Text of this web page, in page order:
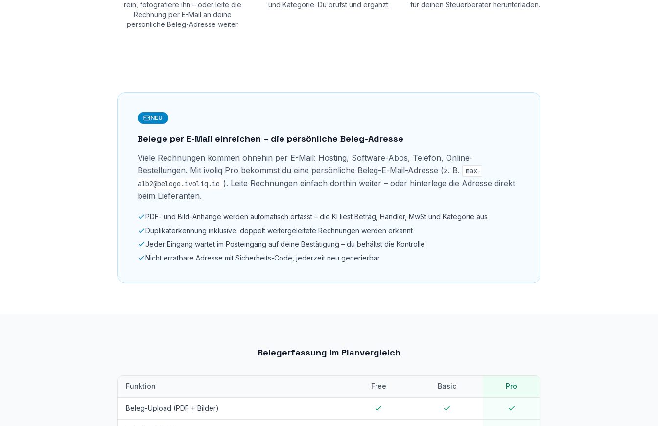
rein, fotografiere ihn – oder leite die
Rechnung per E-Mail an deine
persönliche Beleg-Adresse weiter.
und Kategorie. Du prüfst und ergänzt.
für deinen Steuerberater herunterladen.
NEU
Belege per E-Mail einreichen – die persönliche Beleg-Adresse
Viele Rechnungen kommen ohnehin per E-Mail: Hosting, Software-Abos, Telefon, Online-
Bestellungen. Mit ivoliq Pro bekommst du eine persönliche Beleg-E-Mail-Adresse (z. B.
max-
a1b2@belege.ivoliq.io ). Leite Rechnungen einfach dorthin weiter – oder hinterlege die Adresse direkt
beim Lieferanten.
PDF- und Bild-Anhänge werden automatisch erfasst – die KI liest Betrag, Händler, MwSt und Kategorie aus
Duplikaterkennung inklusive: doppelt weitergeleitete Rechnungen werden erkannt
Jeder Eingang wartet im Posteingang auf deine Bestätigung – du behältst die Kontrolle
Nicht erratbare Adresse mit Sicherheits-Code, jederzeit neu generierbar
Belegerfassung im Planvergleich
Funktion Free Basic Pro
Beleg-Upload (PDF + Bilder)